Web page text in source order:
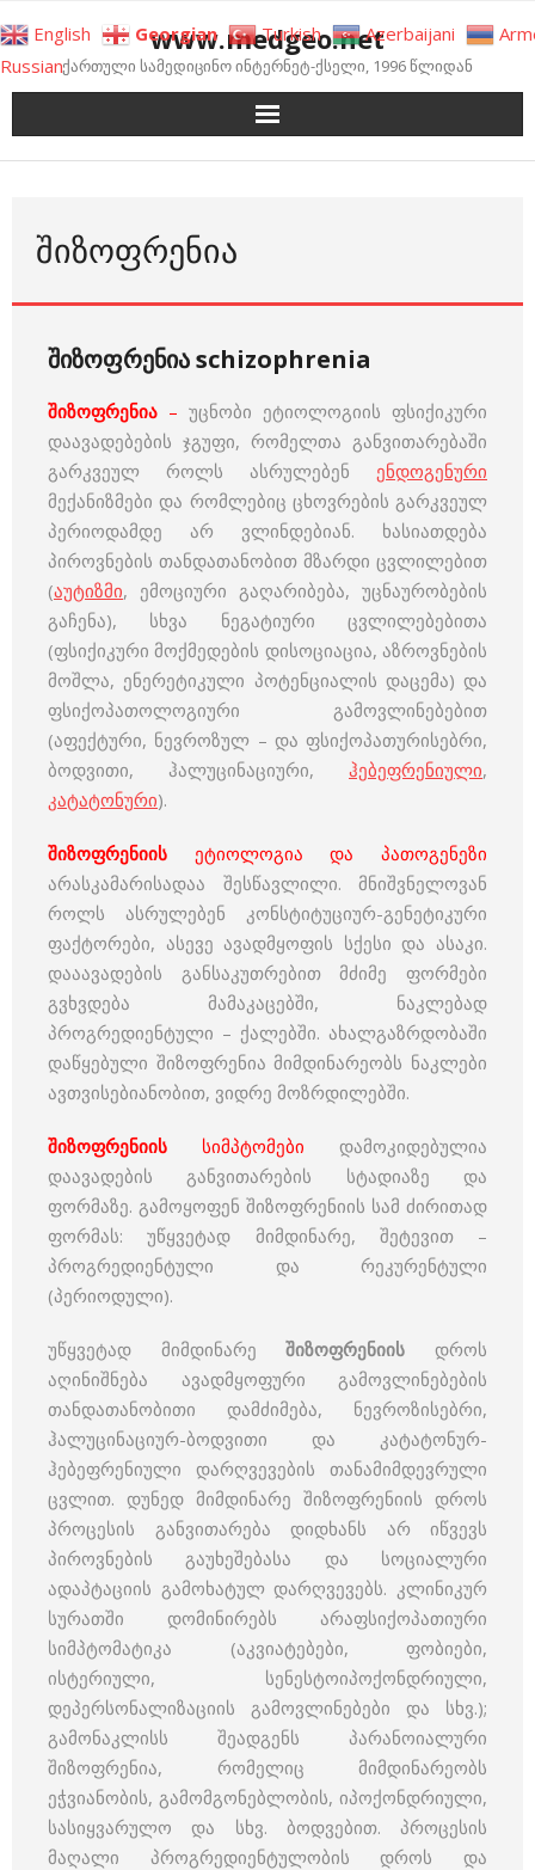
to
content
www.medgeo.net
ქართული სამედიცინო ინტერნეტ-ქსელი, 1996 წლიდან
ᲨᲘᲖᲝᲤᲠᲔᲜᲘᲐ
შიზოფრენია schizophrenia
შიზოფრენია – უცნობი ეტიოლოგიის ფსიქიკური
დაავადებების ჯგუფი, რომელთა განვითარებაში
გარკვეულ როლს ასრულებენ ენდოგენური
მექანიზმები და რომლებიც ცხოვრების გარკვეულ
პერიოდამდე არ ვლინდებიან. ხასიათდება
პიროვნების თანდათანობით მზარდი ცვლილებით
(აუტიზმი, ემოციური გაღარიბება, უცნაურობების
გაჩენა), სხვა ნეგატიური ცვლილებებითა
(ფსიქიკური მოქმედების დისოციაცია, აზროვნების
მოშლა, ენერეტიკული პოტენციალის დაცემა) და
ფსიქოპათოლოგიური გამოვლინებებით
(აფექტური, ნევროზულ – და ფსიქოპათურისებრი,
ბოდვითი, ჰალუცინაციური, ჰებეფრენიული,
კატატონური).
შიზოფრენიის ეტიოლოგია და პათოგენეზი
არასკამარისადაა შესწავლილი. მნიშვნელოვან
როლს ასრულებენ კონსტიტუციურ-გენეტიკური
ფაქტორები, ასევე ავადმყოფის სქესი და ასაკი.
დააავადების განსაკუთრებით მძიმე ფორმები
გვხვდება მამაკაცებში, ნაკლებად
პროგრედიენტული – ქალებში. ახალგაზრდობაში
დაწყებული შიზოფრენია მიმდინარეობს ნაკლები
ავთვისებიანობით, ვიდრე მოზრდილებში.
შიზოფრენიის სიმპტომები დამოკიდებულია
დაავადების განვითარების სტადიაზე და
ფორმაზე. გამოყოფენ შიზოფრენიის სამ ძირითად
ფორმას: უწყვეტად მიმდინარე, შეტევით –
პროგრედიენტული და რეკურენტული
(პერიოდული).
უწყვეტად მიმდინარეშიზოფრენიის დროს
აღინიშნება ავადმყოფური გამოვლინებების
თანდათანობითი დამძიმება, ნევროზისებრი,
ჰალუცინაციურ-ბოდვითი და კატატონურ-
ჰებეფრენიული დარღვევების თანამიმდევრული
ცვლით. დუნედ მიმდინარე შიზოფრენიის დროს
პროცესის განვითარება დიდხანს არ იწვევს
პიროვნების გაუხეშებასა და სოციალური
ადაპტაციის გამოხატულ დარღვევებს. კლინიკურ
სურათში დომინირებს არაფსიქოპათიური
სიმპტომატიკა (აკვიატებები, ფობიები,
ისტერიული, სენესტოიპოქონდრიული,
დეპერსონალიზაციის გამოვლინებები და სხვ.);
გამონაკლისს შეადგენს პარანოიალური
შიზოფრენია, რომელიც მიმდინარეობს
ეჭვიანობის, გამომგონებლობის, იპოქონდრიული,
სასიყვარულო და სხვ. ბოდვებით. პროცესის
მაღალი პროგრედიენტულობის დროს და
English Georgian Turkish Azerbaijani
Russian